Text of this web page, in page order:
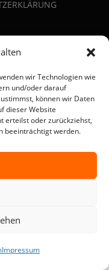
wir Technologien wie
und/oder darauf
können wir Daten
dieser Website
erteilst oder zurückziehst,
beeinträchtigt werden.
Impressum
Umzüge